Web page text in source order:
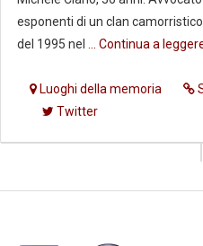
esponenti di un clan
del 1995 nel
... Continua a
Luoghi della memoria
Twitter